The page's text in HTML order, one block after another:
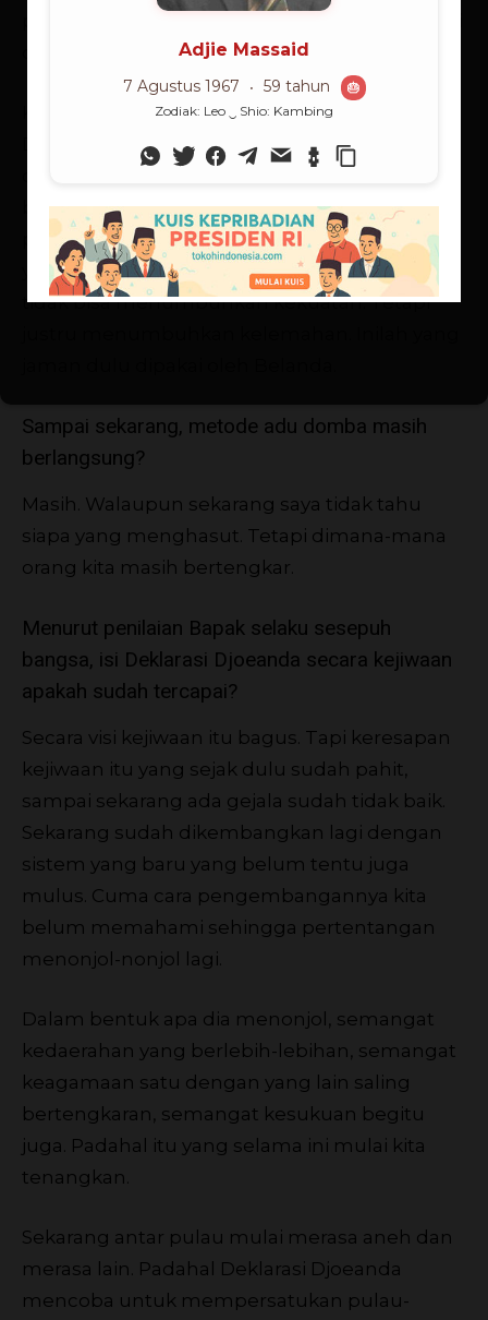
dengan etnis ini berkelahi.
Kita berusaha menghilangkan itu lewat
Deklarasi Djoeanda. Tapi bangsa ini lupa
berkelahi. Pertentangan banyak sekali antar
pulau, antar suku, antar agama. Selalu ada
yang berkecamuk. Kita kurang sadar hal itu
tidak bisa menumbuhkan kekuatan. Tetapi
Sampai sekarang, metode adu domba masih
berlangsung?
Masih. Walaupun sekarang saya tidak tahu
siapa yang menghasut. Tetapi dimana-mana
orang kita masih bertengkar.
Menurut penilaian Bapak selaku sesepuh
bangsa, isi Deklarasi Djoeanda secara kejiwaan
apakah sudah tercapai?
Secara visi kejiwaan itu bagus. Tapi keresapan
kejiwaan itu yang sejak dulu sudah pahit,
sampai sekarang ada gejala sudah tidak baik.
Sekarang sudah dikembangkan lagi dengan
sistem yang baru yang belum tentu juga
mulus. Cuma cara pengembangannya kita
belum memahami sehingga pertentangan
menonjol-nonjol lagi.
Dalam bentuk apa dia menonjol, semangat
kedaerahan yang berlebih-lebihan, semangat
keagamaan satu dengan yang lain saling
bertengkaran, semangat kesukuan begitu
juga. Padahal itu yang selama ini mulai kita
tenangkan.
Sekarang antar pulau mulai merasa aneh dan
merasa lain. Padahal Deklarasi Djoeanda
mencoba untuk mempersatukan pulau-